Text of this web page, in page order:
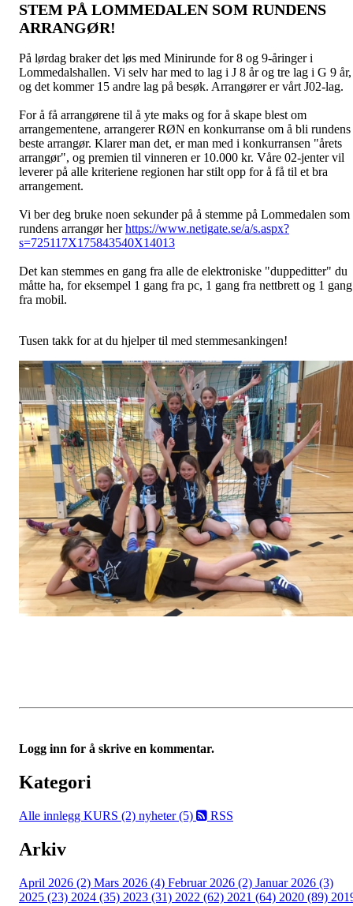
STEM PÅ LOMMEDALEN SOM RUNDENS
ARRANGØR!
På lørdag braker det løs med Minirunde for 8 og 9-åringer i
Lommedalshallen. Vi selv har med to lag i J 8 år og tre lag i G 9 år,
og det kommer 15 andre lag på besøk. Arrangører er vårt J02-lag.
For å få arrangørene til å yte maks og for å skape blest om
arrangementene, arrangerer RØN en konkurranse om å bli rundens
beste arrangør. Klarer man det, er man med i konkurransen "årets
arrangør", og premien til vinneren er 10.000 kr. Våre 02-jenter vil
leverer på alle kriteriene regionen har stilt opp for å få til et bra
arrangement.
Vi ber deg bruke noen sekunder på å stemme på Lommedalen som
rundens arrangør herhttps://www.netigate.se/a/s.aspx?
s=725117X175843540X14013
Det kan stemmes en gang fra alle de elektroniske "duppeditter" du
måtte ha, for eksempel 1 gang fra pc, 1 gang fra nettbrett og 1 gang
fra mobil.
Tusen takk for at du hjelper til med stemmesankingen!
Logg inn for å skrive en kommentar.
Kategori
Alle innlegg KURS (2) nyheter (5) RSS
Arkiv
April 2026 (2) Mars 2026 (4) Februar 2026 (2) Januar 2026 (3)
2025 (23) 2024 (35) 2023 (31) 2022 (62) 2021 (64) 2020 (89)